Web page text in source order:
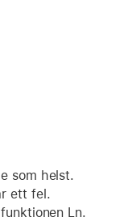
som helst.
ett fel.
Ln.